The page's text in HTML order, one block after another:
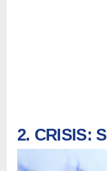
2. CRISIS: S